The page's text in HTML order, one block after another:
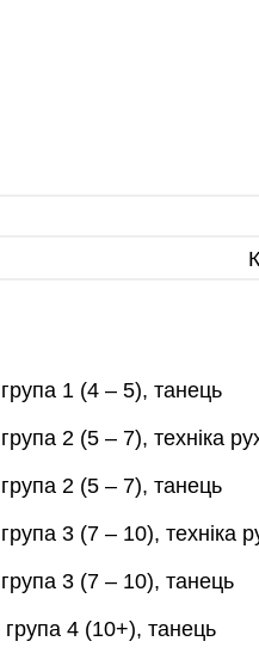
група 1 (4 – 5), танець
група 2 (5 – 7), техніка
група 2 (5 – 7), танець
група 3 (7 – 10), техніка
група 3 (7 – 10), танець
група 4 (10+), танець